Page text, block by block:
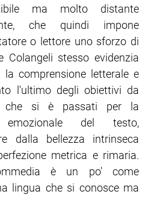
ma molto distante
che quindi impone
o lettore uno sforzo di
Colangeli stesso evidenzia
la comprensione letterale e
l'ultimo degli obiettivi da
che si è passati per la
emozionale del testo,
dalla bellezza intrinseca
metrica e rimaria.
è un po' come
lingua che si conosce ma